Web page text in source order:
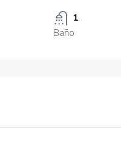
1
Baño